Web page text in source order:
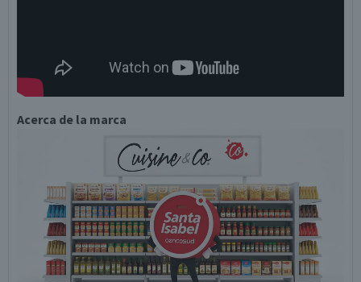
Acerca de la marca